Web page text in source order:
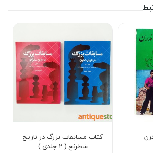
کتاب مسابقات بزرگ در تاریخ
شطرنج ( 2 جلدی )